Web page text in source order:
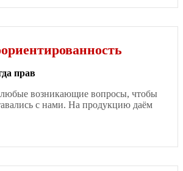
прав
возникающие вопросы, чтобы
с нами. На продукцию даём